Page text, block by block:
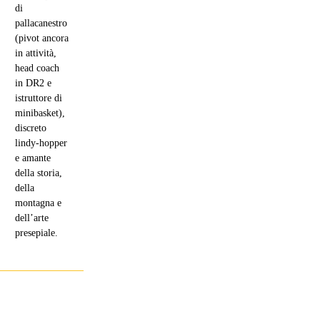
di
pallacanestro
(pivot ancora
in attività,
head coach
in DR2 e
istruttore di
minibasket),
discreto
lindy-hopper
e amante
della storia,
della
montagna e
dell’arte
presepiale.